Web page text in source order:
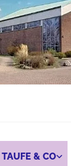
TAUFE & CO